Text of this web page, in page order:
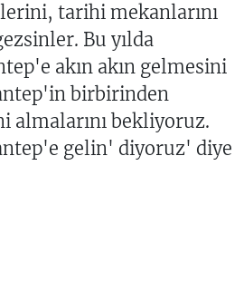
tarihi mekanlarını
Bu yılda
akın akın gelmesini
birbirinden
bekliyoruz.
gelin' diyoruz' diye